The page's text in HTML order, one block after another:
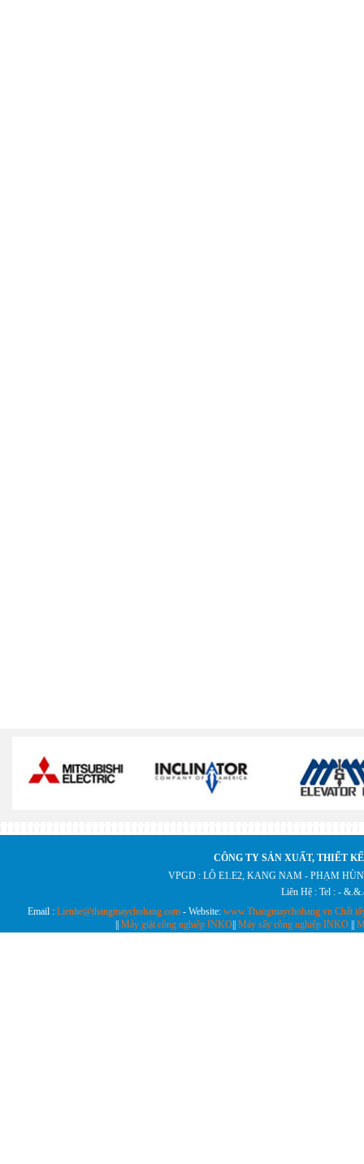
CÔNG TY SẢN XUẤT, THIẾT
VPGD : LÔ E1.E2, KANG NAM - PHẠM
Liên Hệ : Tel : -
Email : Lienhe@thangmaychohang.com - Website: www.Thangmaychohang.vn Chất
Máy giặt công nghiệp INKO Máy sấy công nghiệp INKO